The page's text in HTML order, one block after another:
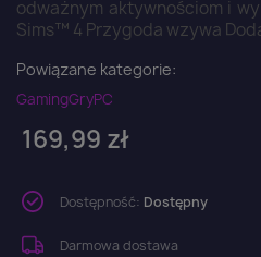
odważnym aktywnościom i
Sims™ 4 Przygoda wzywa
Powiązane kategorie:
GamingGryPC
169,99 zł
Dostępność: Dostępny
Darmowa dostawa